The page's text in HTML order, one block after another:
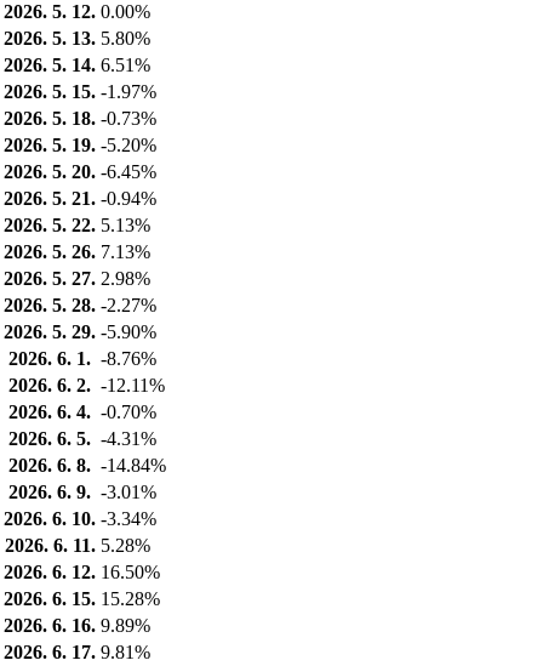
2026. 5. 12. 0.00%
2026. 5. 13. 5.80%
2026. 5. 14. 6.51%
2026. 5. 15. -1.97%
2026. 5. 18. -0.73%
2026. 5. 19. -5.20%
2026. 5. 20. -6.45%
2026. 5. 21. -0.94%
2026. 5. 22. 5.13%
2026. 5. 26. 7.13%
2026. 5. 27. 2.98%
2026. 5. 28. -2.27%
2026. 5. 29. -5.90%
2026. 6. 1. -8.76%
2026. 6. 2. -12.11%
2026. 6. 4. -0.70%
2026. 6. 5. -4.31%
2026. 6. 8. -14.84%
2026. 6. 9. -3.01%
2026. 6. 10. -3.34%
2026. 6. 11. 5.28%
2026. 6. 12. 16.50%
2026. 6. 15. 15.28%
2026. 6. 16. 9.89%
2026. 6. 17. 9.81%